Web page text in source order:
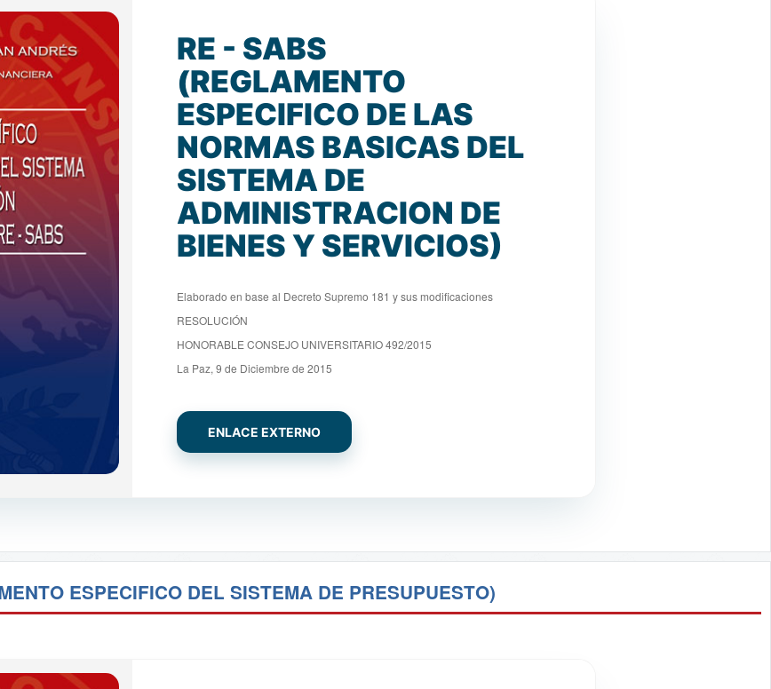
RE - SABS
(REGLAMENTO
ESPECIFICO DE LAS
NORMAS BASICAS DEL
SISTEMA DE
ADMINISTRACION DE
BIENES Y SERVICIOS)
Elaborado en base al Decreto Supremo 181 y sus modificaciones
RESOLUCIÓN
HONORABLE CONSEJO UNIVERSITARIO 492/2015
La Paz, 9 de Diciembre de 2015
ENLACE EXTERNO
ESPECIFICO DEL SISTEMA DE PRESUPUESTO)